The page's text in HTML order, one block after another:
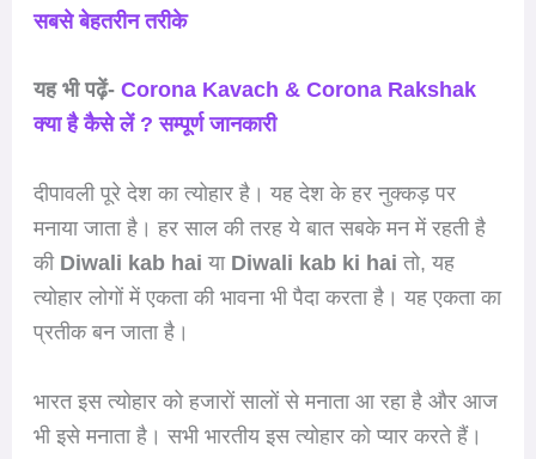
सबसे बेहतरीन तरीके
यह भी पढ़ें- Corona Kavach & Corona Rakshak
क्या है कैसे लें ? सम्पूर्ण जानकारी
दीपावली पूरे देश का त्योहार है। यह देश के हर नुक्कड़ पर
मनाया जाता है। हर साल की तरह ये बात सबके मन में रहती है
की Diwali kab hai या Diwali kab ki hai तो, यह
त्योहार लोगों में एकता की भावना भी पैदा करता है। यह एकता का
प्रतीक बन जाता है।
भारत इस त्योहार को हजारों सालों से मनाता आ रहा है और आज
भी इसे मनाता है। सभी भारतीय इस त्योहार को प्यार करते हैं।